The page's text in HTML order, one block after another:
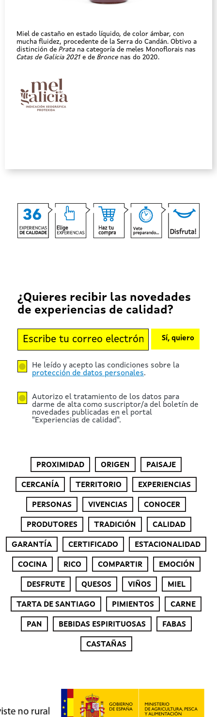
Miel de castaño en estado líquido, de color ámbar, con
mucha fluidez, procedente de la Serra do Candán. Obtivo a
distinción de Prata na categoría de meles Monoflorais nas
Catas de Galicia 2021 e de Bronce nas do 2020.
¿Quieres recibir las novedades
de experiencias de calidad?
He leído y acepto las condiciones sobre la
protección de datos personales.
Autorizo el tratamiento de los datos para
darme de alta como suscriptor/a del boletín de
novedades publicadas en el portal
"Experiencias de calidad".
Sí, quiero
PROXIMIDAD ORIGEN PAISAJE
CERCANÍA TERRITORIO EXPERIENCIAS
PERSONAS VIVENCIAS CONOCER
PRODUTORES TRADICIÓN CALIDAD
GARANTÍA CERTIFICADO ESTACIONALIDAD
COCINA RICO COMPARTIR EMOCIÓN
DESFRUTE QUESOS VIÑOS MIEL
TARTA DE SANTIAGO PIMIENTOS CARNE
PAN BEBIDAS ESPIRITUOSAS FABAS
CASTAÑAS